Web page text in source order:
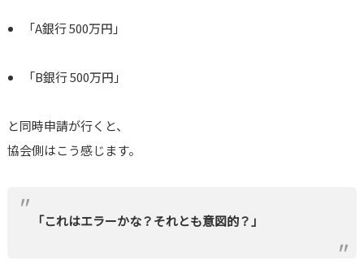
「A銀行 500万円」
「B銀行 500万円」
と同時申請が行くと、
協会側はこう感じます。
「これはエラーかな？それとも意図的？」